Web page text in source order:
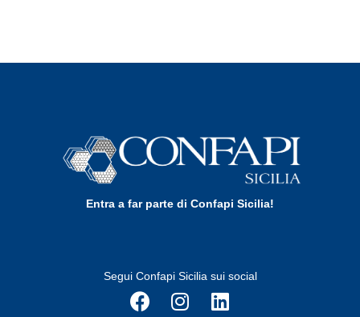
Entra a far parte di Confapi Sicilia!
Segui Confapi Sicilia sui social